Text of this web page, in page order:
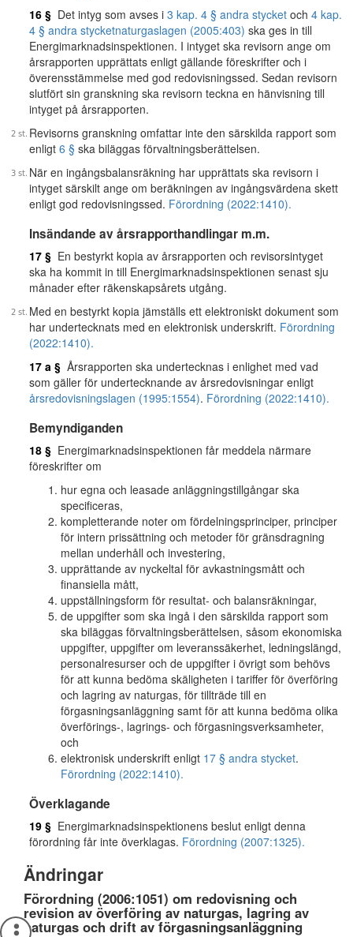
16 § Det intyg som avses i 3 kap. 4 § andra stycket och 4 kap.
4 § andra stycketnaturgaslagen (2005:403) ska ges in till
Energimarknadsinspektionen. I intyget ska revisorn ange om
årsrapporten upprättats enligt gällande föreskrifter och i
överensstämmelse med god redovisningssed. Sedan revisorn
slutfört sin granskning ska revisorn teckna en hänvisning till
intyget på årsrapporten.
Revisorns granskning omfattar inte den särskilda rapport som
enligt 6 § ska biläggas förvaltningsberättelsen.
När en ingångsbalansräkning har upprättats ska revisorn i
intyget särskilt ange om beräkningen av ingångsvärdena skett
enligt god redovisningssed. Förordning (2022:1410).
Insändande av årsrapporthandlingar m.m.
17 § En bestyrkt kopia av årsrapporten och revisorsintyget
ska ha kommit in till Energimarknadsinspektionen senast sju
månader efter räkenskapsårets utgång.
Med en bestyrkt kopia jämställs ett elektroniskt dokument som
har undertecknats med en elektronisk underskrift. Förordning
(2022:1410).
17 a § Årsrapporten ska undertecknas i enlighet med vad
som gäller för undertecknande av årsredovisningar enligt
årsredovisningslagen (1995:1554). Förordning (2022:1410).
Bemyndiganden
18 § Energimarknadsinspektionen får meddela närmare
föreskrifter om
hur egna och leasade anläggningstillgångar ska
specificeras,
kompletterande noter om fördelningsprinciper, principer
för intern prissättning och metoder för gränsdragning
mellan underhåll och investering,
upprättande av nyckeltal för avkastningsmått och
finansiella mått,
uppställningsform för resultat- och balansräkningar,
de uppgifter som ska ingå i den särskilda rapport som
ska biläggas förvaltningsberättelsen, såsom ekonomiska
uppgifter, uppgifter om leveranssäkerhet, ledningslängd,
personalresurser och de uppgifter i övrigt som behövs
för att kunna bedöma skäligheten i tariffer för överföring
och lagring av naturgas, för tillträde till en
förgasningsanläggning samt för att kunna bedöma olika
överförings-, lagrings- och förgasningsverksamheter,
och
elektronisk underskrift enligt 17 § andra stycket.
Förordning (2022:1410).
Överklagande
19 § Energimarknadsinspektionens beslut enligt denna
förordning får inte överklagas. Förordning (2007:1325).
Ändringar
Förordning (2006:1051) om redovisning och
revision av överföring av naturgas, lagring av
naturgas och drift av förgasningsanläggning